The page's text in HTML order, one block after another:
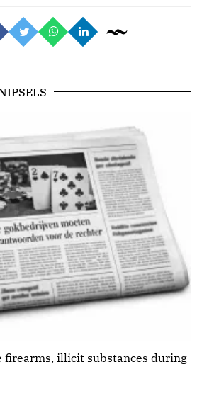
firearms, illicit substances during